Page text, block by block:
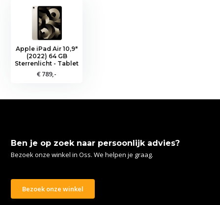
Apple iPad Air 10,9"
(2022) 64 GB
Sterrenlicht - Tablet
€ 789,-
Ben je op zoek naar persoonlijk advies?
Bezoek onze winkel in Oss. We helpen je graag.
Bezoek onze winkel